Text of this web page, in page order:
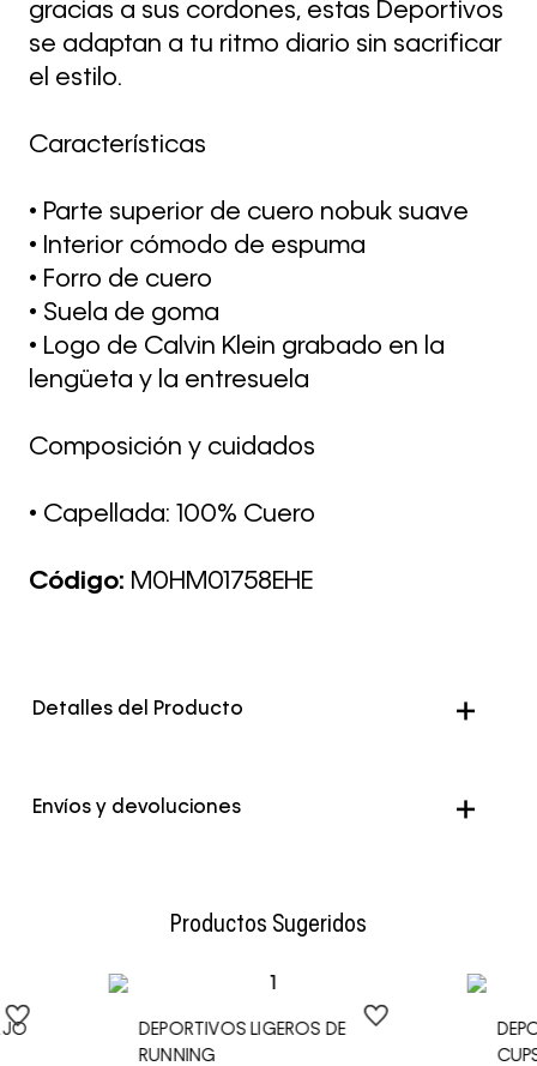
gracias a sus cordones, estas Deportivos
se adaptan a tu ritmo diario sin sacrificar
el estilo.
Características
• Parte superior de cuero nobuk suave
• Interior cómodo de espuma
• Forro de cuero
• Suela de goma
• Logo de Calvin Klein grabado en la
lengüeta y la entresuela
Composición y cuidados
• Capellada: 100% Cuero
Código: M0HM01758EHE
Detalles del Producto
Color Negro
Envíos y devoluciones
Productos Sugeridos
DEPORTIVOS LIGEROS DE
RUNNING